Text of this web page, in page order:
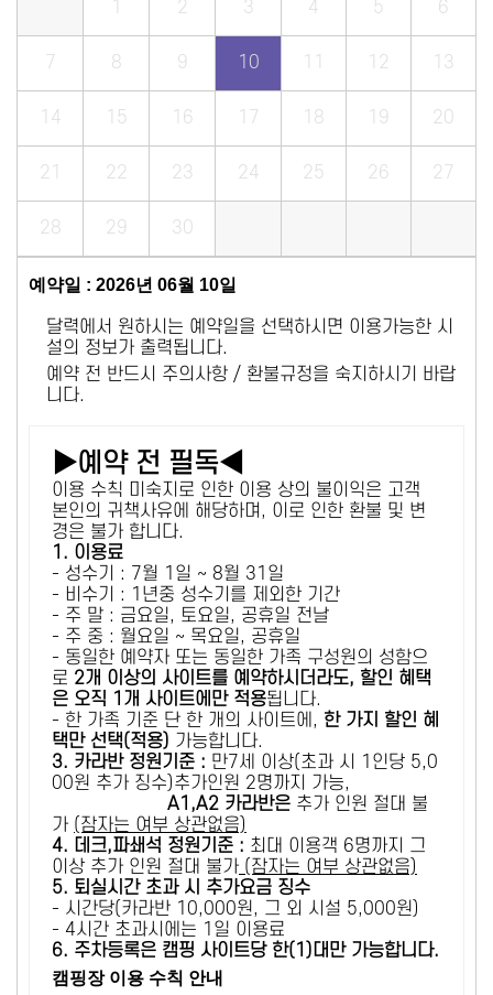
1 2 3 4 5 6
7 8 9 10 11 12 13
14 15 16 17 18 19 20
21 22 23 24 25 26 27
28 29 30
예약일 : 2026년 06월 10일
달력에서 원하시는 예약일을 선택하시면 이용가능한 시
설의 정보가 출력됩니다.
예약 전 반드시 주의사항 / 환불규정을 숙지하시기 바랍
니다.
▶예약 전 필독◀
이용 수칙 미숙지로 인한 이용 상의 불이익은 고객
본인의 귀책사유에 해당하며, 이로 인한 환불 및 변
경은 불가 합니다.
1. 이용료
- 성수기 : 7월 1일 ~ 8월 31일
- 비수기 : 1년중 성수기를 제외한 기간
- 주 말 : 금요일, 토요일, 공휴일 전날
- 주 중 : 월요일 ~ 목요일, 공휴일
- 동일한 예약자 또는 동일한 가족 구성원의 성함으
로 2개 이상의 사이트를 예약하시더라도, 할인 혜택
은 오직 1개 사이트에만 적용됩니다.
- 한 가족 기준 단 한 개의 사이트에, 한 가지 할인 혜
택만 선택(적용) 가능합니다.
3. 카라반 정원기준 : 만7세 이상(초과 시 1인당 5,0
00원 추가 징수)추가인원 2명까지 가능,
A1,A2 카라반은 추가 인원 절대 불
가 (잠자는 여부 상관없음)
4. 데크,파쇄석 정원기준 : ​최대 이용객 6명까지 그
이상 추가 인원 절대 불가 (잠자는 여부 상관없음)
5. 퇴실시간 초과 시 추가요금 징수
- 시간당(카라반 10,000원, 그 외 시설 5,000원)
- 4시간 초과시에는 1일 이용료
6. 주차등록은 캠핑 사이트당 한(1)대만 가능합니다.
캠핑장 이용 수칙 안내